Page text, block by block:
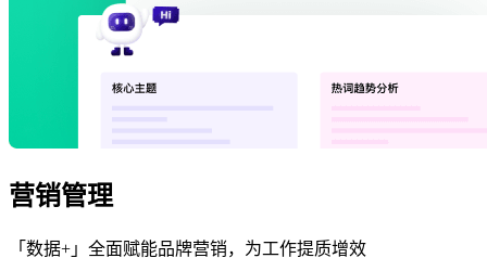
营销管理
「数据+」全面赋能品牌营销，为工作提质增效